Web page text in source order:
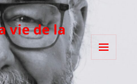
vie de la